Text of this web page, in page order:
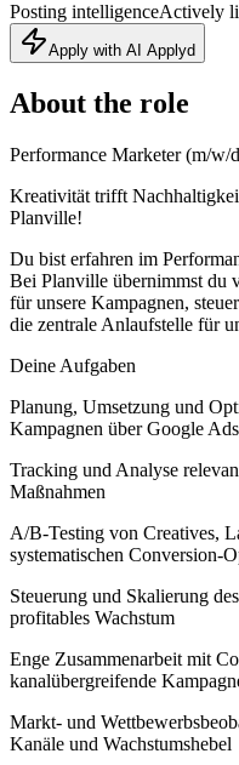
Posting intelligenceActively
Apply with AI Applyd
About the role
Performance Marketer (m/w/
Kreativität trifft
Planville!
Du bist erfahren im
Bei Planville übernimmst du
für unsere Kampagnen,
die zentrale Anlaufstelle für
Deine Aufgaben
Planung, Umsetzung und
Kampagnen über Google
Tracking und Analyse
Maßnahmen
A/B-Testing von Creatives,
systematischen Conversion-
Steuerung und Skalierung
profitables Wachstum
Enge Zusammenarbeit mit
kanalübergreifende
Markt- und
Kanäle und Wachstumshebel